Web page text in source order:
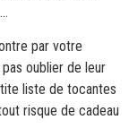
par votre
oublier de leur
liste de tocantes
risque de cadeau